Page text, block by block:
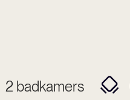
2 badkamers